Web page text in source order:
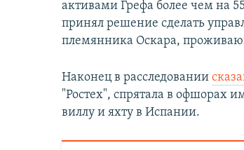
активами Грефа более чем на
принял решение сделать
племянника Оскара,
Наконец в расследовании
"Ростех", спрятала в офшорах
виллу и яхту в Испании.